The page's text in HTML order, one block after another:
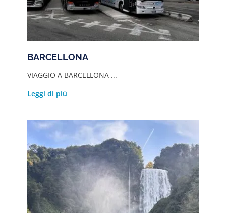
BARCELLONA
VIAGGIO A BARCELLONA ...
Leggi di più